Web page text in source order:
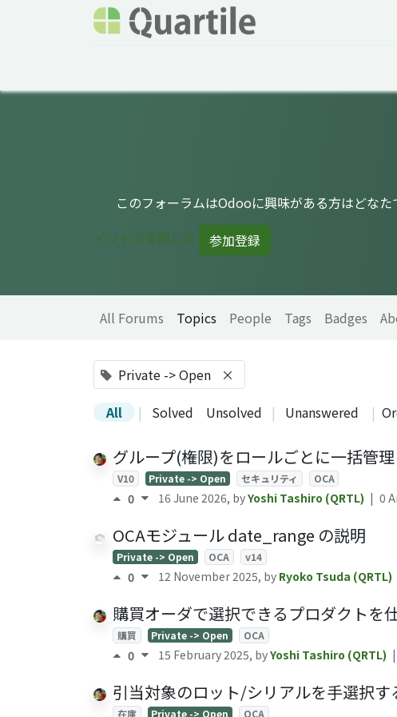
このフォーラムはOdooに興味がある方はどな
イントロを閉じる
参加登録
All Forums Topics People Tags Badges
Private -> Open ×
All
| Solved Unsolved | Unanswered |
グループ(権限)をロールごとに一括管
V10 Private -> Open セキュリティ OCA
0 16 June 2026, byYoshi Tashiro (QRTL) | 0
OCAモジュール date_range の説明
Private -> Open OCA v14
0 12 November 2025, by Ryoko Tsuda (QRTL)
購買オーダで選択できるプロダクト
購買 Private -> Open OCA
0 15 February 2025, byYoshi Tashiro (QRTL) |
引当対象のロット/シリアルを手選択
在庫 Private -> Open OCA